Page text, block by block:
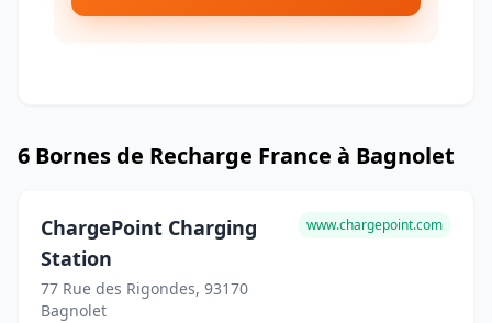
6 Bornes de Recharge France à Bagnolet
ChargePoint Charging
Station
77 Rue des Rigondes, 93170
Bagnolet
www.chargepoint.com